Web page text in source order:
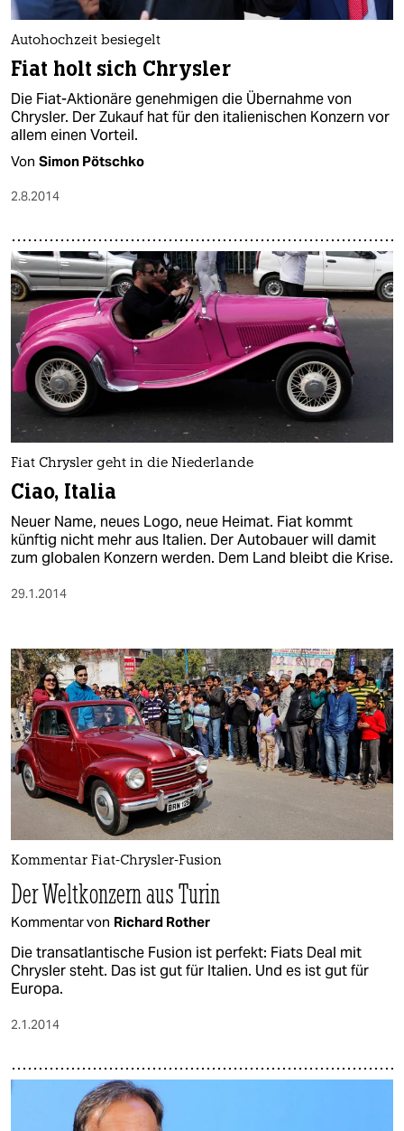
Autohochzeit besiegelt
Fiat holt sich Chrysler
Die Fiat-Aktionäre genehmigen die Übernahme von
Chrysler. Der Zukauf hat für den italienischen Konzern vor
allem einen Vorteil.
Von Simon Pötschko
2.8.2014
Fiat Chrysler geht in die Niederlande
Ciao, Italia
Neuer Name, neues Logo, neue Heimat. Fiat kommt
künftig nicht mehr aus Italien. Der Autobauer will damit
zum globalen Konzern werden. Dem Land bleibt die Krise.
29.1.2014
Kommentar Fiat-Chrysler-Fusion
Der Weltkonzern aus Turin
Kommentar von Richard Rother
Die transatlantische Fusion ist perfekt: Fiats Deal mit
Chrysler steht. Das ist gut für Italien. Und es ist gut für
Europa.
2.1.2014